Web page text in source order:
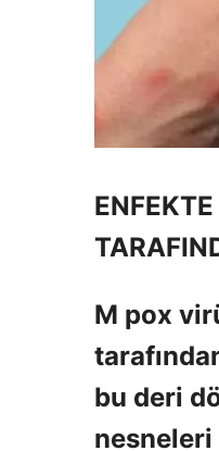
M pox
bu deri
nesneleri